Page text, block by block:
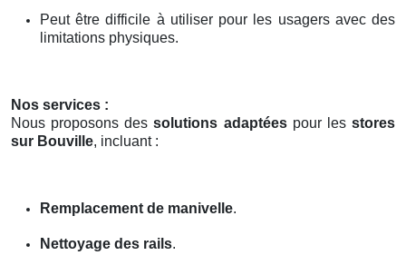
Peut être difficile à utiliser pour les usagers avec des
limitations physiques.
Nos services :
Nous proposons dessolutions adaptéespour lesstores
sur Bouville, incluant :
Remplacement de manivelle.
Nettoyage des rails.